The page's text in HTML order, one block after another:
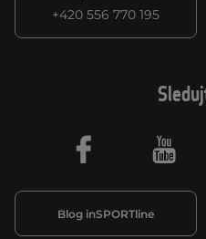
+420 556 770 195
Blog inSPORTline
Facebook